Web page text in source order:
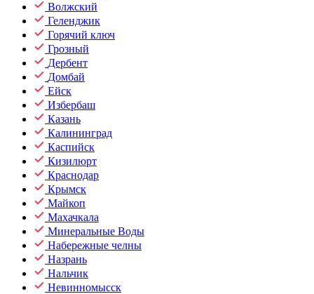
Волжский
Геленджик
Горячий ключ
Грозный
Дербент
Домбай
Ейск
Избербаш
Казань
Калининград
Каспийск
Кизилюрт
Краснодар
Крымск
Майкоп
Махачкала
Минеральные Воды
Набережные челны
Назрань
Нальчик
Невинномысск